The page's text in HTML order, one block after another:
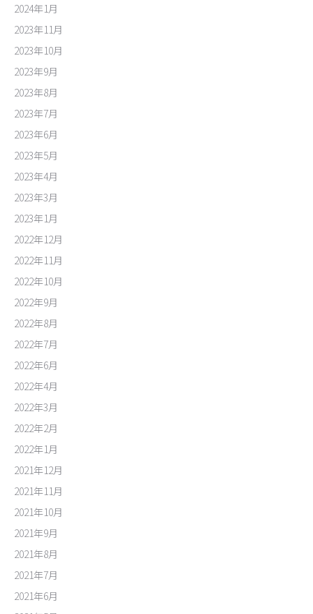
2024年1月
2023年11月
2023年10月
2023年9月
2023年8月
2023年7月
2023年6月
2023年5月
2023年4月
2023年3月
2023年1月
2022年12月
2022年11月
2022年10月
2022年9月
2022年8月
2022年7月
2022年6月
2022年4月
2022年3月
2022年2月
2022年1月
2021年12月
2021年11月
2021年10月
2021年9月
2021年8月
2021年7月
2021年6月